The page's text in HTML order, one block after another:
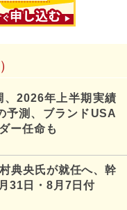
2026年上半期実績
予測、ブランドUSA
ー任命も
典央氏が就任へ、幹
31日・8月7日付